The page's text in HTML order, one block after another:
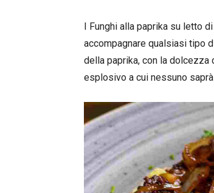
I Funghi alla paprika su letto
accompagnare qualsiasi tipo
della paprika, con la
esplosivo a cui nessuno